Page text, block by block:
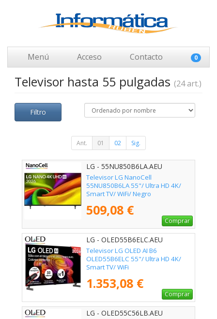
Menú Acceso Contacto 0
Televisor hasta 55 pulgadas (24 art.)
Filtro
Ant. 01 02 Sig.
LG - 55NU850B6LA.AEU
Televisor LG NanoCell
55NU850B6LA 55"/ Ultra HD 4K/
Smart TV/ WiFi/ Negro
509,08 €
Comprar
LG - OLED55B6ELC.AEU
Televisor LG OLED AI B6
OLED55B6ELC 55"/ Ultra HD 4K/
Smart TV/ WiFi
1.353,08 €
Comprar
LG - OLED55C56LB.AEU